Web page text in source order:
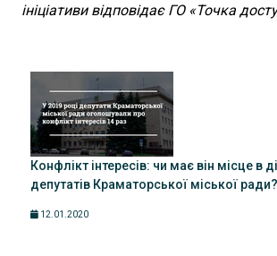
ініціативи відповідає ГО «Точка
Конфлікт інтересів: чи має він місце в
депутатів Краматорської міської ради?
12.01.2020